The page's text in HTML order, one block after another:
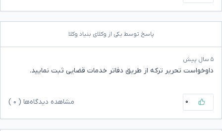
پاسخ توسط یکی از وکلای بنیاد وکلا
۵ سال پیش
داوخواست تحریر ترکه از طریق دفاتر خدمات قضایی ثبت نمایید.
۰ مشاهده دیدگاه‌ها ( ۰